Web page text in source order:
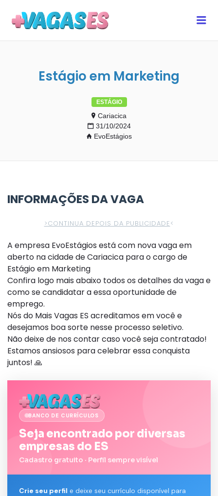
Estágio em Marketing
ESTÁGIO
Cariacica
31/10/2024
EvoEstágios
INFORMAÇÕES DA VAGA
>CONTINUA DEPOIS DA PUBLICIDADE<
A empresa EvoEstágios está com nova vaga em
aberto na cidade de Cariacica para o cargo de
Estágio em Marketing
Confira logo mais abaixo todos os detalhes da vaga e
como se candidatar a essa oportunidade de
emprego.
Nós do Mais Vagas ES acreditamos em você e
desejamos boa sorte nesse processo seletivo.
Não deixe de nos contar caso você seja contratado!
Estamos ansiosos para celebrar essa conquista
juntos! 🙏
BANCO DE CURRÍCULOS
Seja encontrado por diversas
empresas do ES
Cadastro gratuito · Perfil sempre visível
Crie seu perfil e deixe seu currículo disponível para